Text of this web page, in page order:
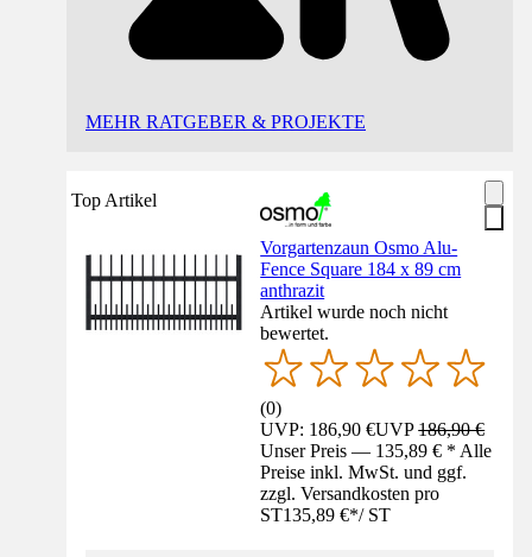
MEHR RATGEBER & PROJEKTE
Top Artikel
Vorgartenzaun Osmo Alu-
Fence Square 184 x 89 cm
anthrazit
Artikel wurde noch nicht
bewertet.
(0)
UVP: 186,90 €UVP186,90 €
Unser Preis — 135,89 € * Alle
Preise inkl. MwSt. und ggf.
zzgl. Versandkosten pro
ST135,89 €*/ ST